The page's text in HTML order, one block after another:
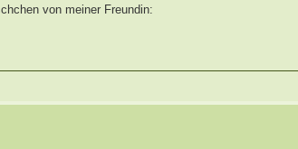
von meiner Freundin: